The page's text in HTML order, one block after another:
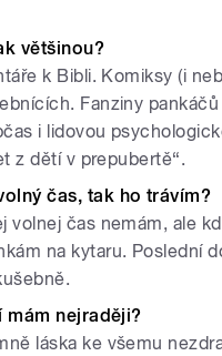
většinou?
k Bibli. Komiksy (i
Fanziny
i lidovou
z dětí v prepubertě“.
čas, tak ho trávím?
volnej čas nemám, ale
na kytaru. Poslední
mám nejraději?
láska ke všemu